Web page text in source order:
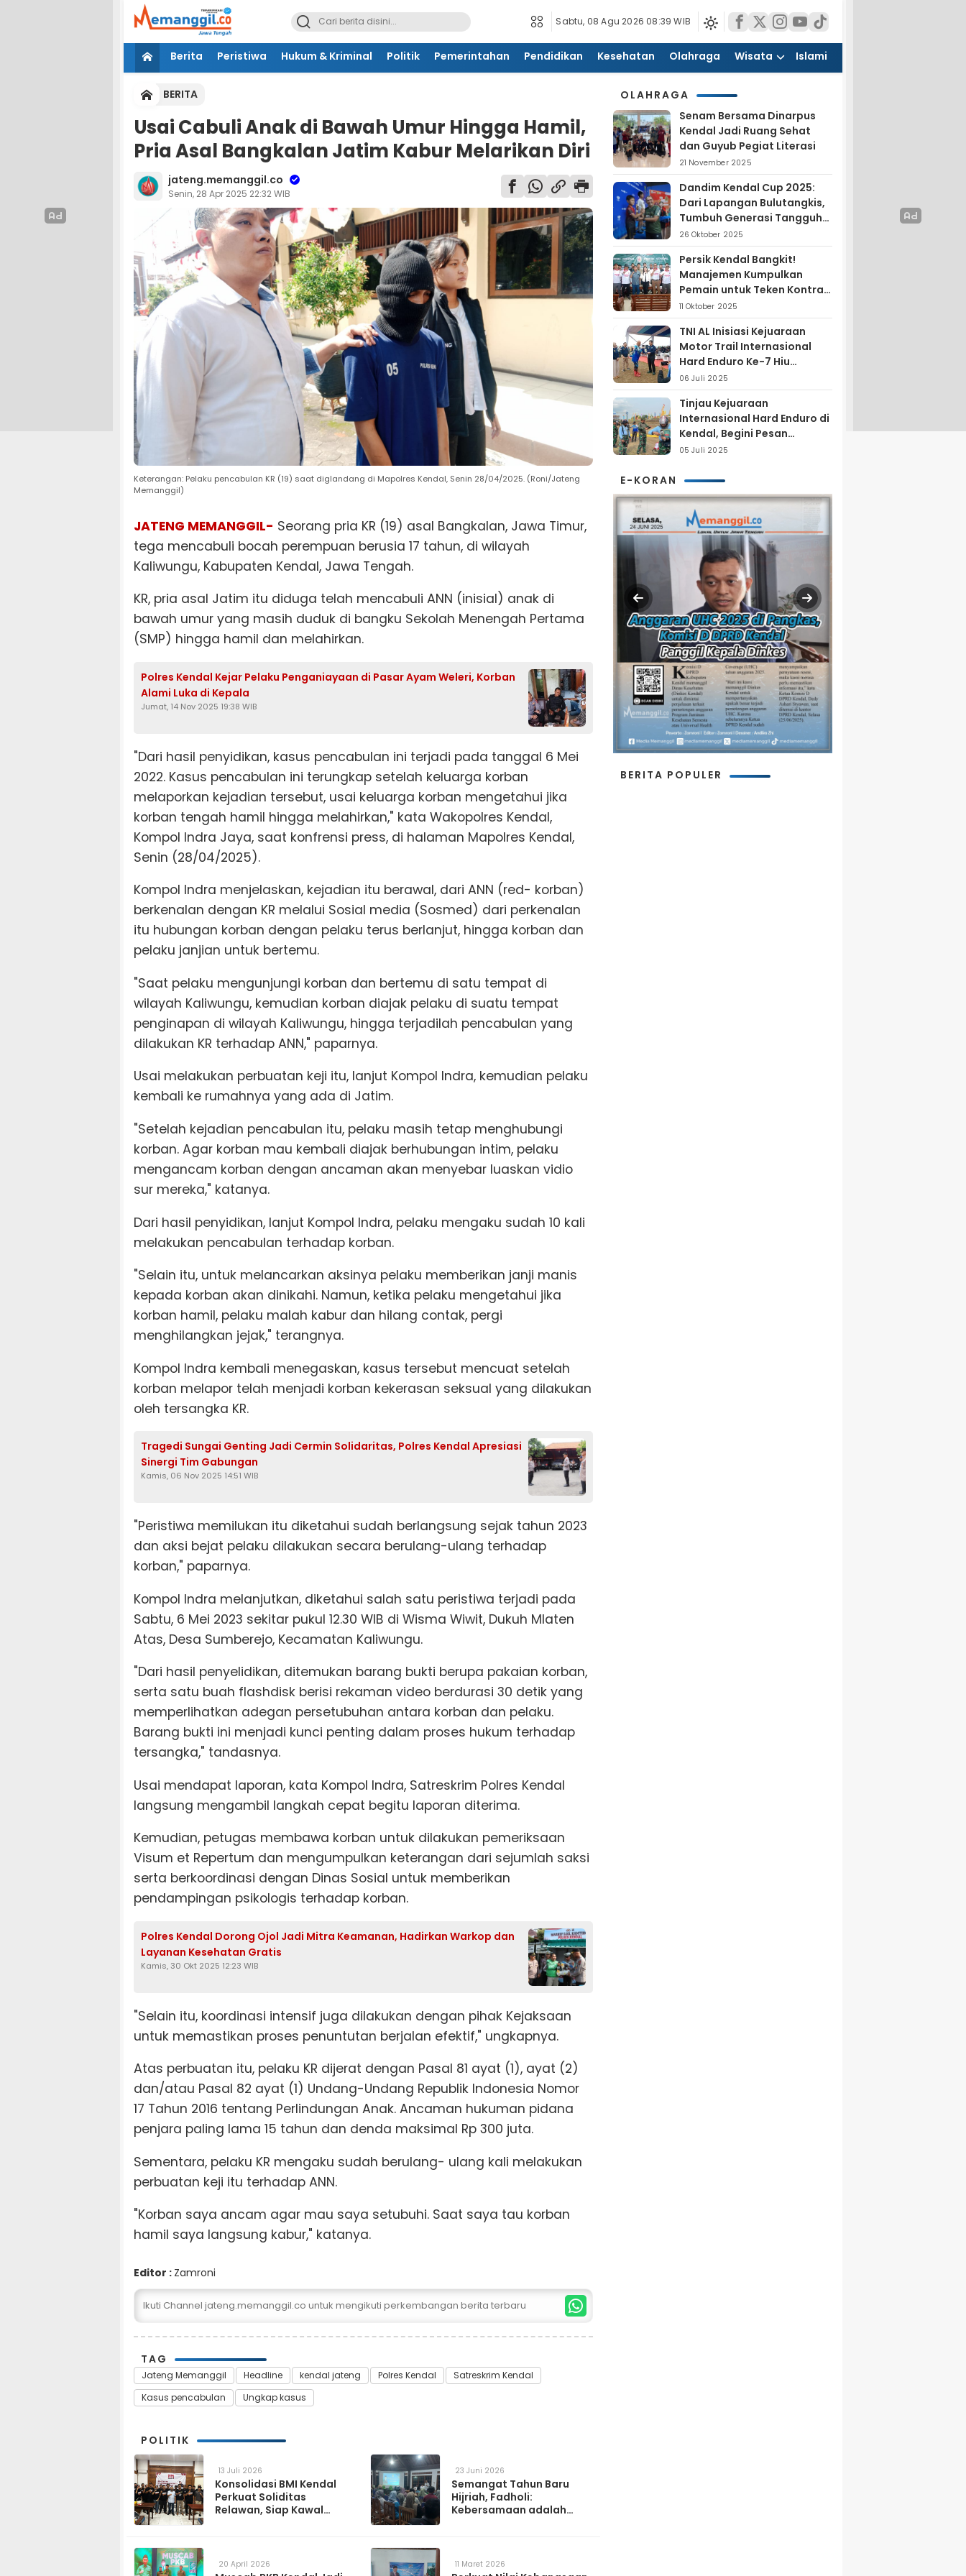
Sabtu, 08 Agu 2026 08:39 WIB
Berita Peristiwa Hukum & Kriminal Politik Pemerintahan Pendidikan Kesehatan Olahraga Wisata Islami
BERITA
Usai Cabuli Anak di Bawah Umur Hingga Hamil,
Pria Asal Bangkalan Jatim Kabur Melarikan Diri
jateng.memanggil.co
Senin, 28 Apr 2025 22:32 WIB
Keterangan: Pelaku pencabulan KR (19) saat diglandang di Mapolres Kendal, Senin 28/04/2025. (Roni/Jateng
Memanggil)
JATENG MEMANGGIL- Seorang pria KR (19) asal Bangkalan, Jawa Timur,
tega mencabuli bocah perempuan berusia 17 tahun, di wilayah
Kaliwungu, Kabupaten Kendal, Jawa Tengah.
KR, pria asal Jatim itu diduga telah mencabuli ANN (inisial) anak di
bawah umur yang masih duduk di bangku Sekolah Menengah Pertama
(SMP) hingga hamil dan melahirkan.
Polres Kendal Kejar Pelaku Penganiayaan di Pasar Ayam Weleri, Korban
Alami Luka di Kepala
Jumat, 14 Nov 2025 19:38 WIB
"Dari hasil penyidikan, kasus pencabulan ini terjadi pada tanggal 6 Mei
2022. Kasus pencabulan ini terungkap setelah keluarga korban
melaporkan kejadian tersebut, usai keluarga korban mengetahui jika
korban tengah hamil hingga melahirkan," kata Wakopolres Kendal,
Kompol Indra Jaya, saat konfrensi press, di halaman Mapolres Kendal,
Senin (28/04/2025).
Kompol Indra menjelaskan, kejadian itu berawal, dari ANN (red- korban)
berkenalan dengan KR melalui Sosial media (Sosmed) dari perkenalan
itu hubungan korban dengan pelaku terus berlanjut, hingga korban dan
pelaku janjian untuk bertemu.
"Saat pelaku mengunjungi korban dan bertemu di satu tempat di
wilayah Kaliwungu, kemudian korban diajak pelaku di suatu tempat
penginapan di wilayah Kaliwungu, hingga terjadilah pencabulan yang
dilakukan KR terhadap ANN," paparnya.
Usai melakukan perbuatan keji itu, lanjut Kompol Indra, kemudian pelaku
kembali ke rumahnya yang ada di Jatim.
"Setelah kejadian pencabulan itu, pelaku masih tetap menghubungi
korban. Agar korban mau kembali diajak berhubungan intim, pelaku
mengancam korban dengan ancaman akan menyebar luaskan vidio
sur mereka," katanya.
Dari hasil penyidikan, lanjut Kompol Indra, pelaku mengaku sudah 10 kali
melakukan pencabulan terhadap korban.
"Selain itu, untuk melancarkan aksinya pelaku memberikan janji manis
kepada korban akan dinikahi. Namun, ketika pelaku mengetahui jika
korban hamil, pelaku malah kabur dan hilang contak, pergi
menghilangkan jejak," terangnya.
Kompol Indra kembali menegaskan, kasus tersebut mencuat setelah
korban melapor telah menjadi korban kekerasan seksual yang dilakukan
oleh tersangka KR.
Tragedi Sungai Genting Jadi Cermin Solidaritas, Polres Kendal Apresiasi
Sinergi Tim Gabungan
Kamis, 06 Nov 2025 14:51 WIB
"Peristiwa memilukan itu diketahui sudah berlangsung sejak tahun 2023
dan aksi bejat pelaku dilakukan secara berulang-ulang terhadap
korban," paparnya.
Kompol Indra melanjutkan, diketahui salah satu peristiwa terjadi pada
Sabtu, 6 Mei 2023 sekitar pukul 12.30 WIB di Wisma Wiwit, Dukuh Mlaten
Atas, Desa Sumberejo, Kecamatan Kaliwungu.
"Dari hasil penyelidikan, ditemukan barang bukti berupa pakaian korban,
serta satu buah flashdisk berisi rekaman video berdurasi 30 detik yang
memperlihatkan adegan persetubuhan antara korban dan pelaku.
Barang bukti ini menjadi kunci penting dalam proses hukum terhadap
tersangka," tandasnya.
Usai mendapat laporan, kata Kompol Indra, Satreskrim Polres Kendal
langsung mengambil langkah cepat begitu laporan diterima.
Kemudian, petugas membawa korban untuk dilakukan pemeriksaan
Visum et Repertum dan mengumpulkan keterangan dari sejumlah saksi
serta berkoordinasi dengan Dinas Sosial untuk memberikan
pendampingan psikologis terhadap korban.
Polres Kendal Dorong Ojol Jadi Mitra Keamanan, Hadirkan Warkop dan
Layanan Kesehatan Gratis
Kamis, 30 Okt 2025 12:23 WIB
"Selain itu, koordinasi intensif juga dilakukan dengan pihak Kejaksaan
untuk memastikan proses penuntutan berjalan efektif," ungkapnya.
Atas perbuatan itu, pelaku KR dijerat dengan Pasal 81 ayat (1), ayat (2)
dan/atau Pasal 82 ayat (1) Undang-Undang Republik Indonesia Nomor
17 Tahun 2016 tentang Perlindungan Anak. Ancaman hukuman pidana
penjara paling lama 15 tahun dan denda maksimal Rp 300 juta.
Sementara, pelaku KR mengaku sudah berulang- ulang kali melakukan
perbuatan keji itu terhadap ANN.
"Korban saya ancam agar mau saya setubuhi. Saat saya tau korban
hamil saya langsung kabur," katanya.
Editor : Zamroni
Ikuti Channel jateng.memanggil.co untuk mengikuti perkembangan berita terbaru
TAG
Jateng Memanggil Headline kendal jateng Polres Kendal
Satreskrim Kendal
Kasus pencabulan
Ungkap kasus
POLITIK
13 Juli 2026
Konsolidasi BMI Kendal
Perkuat Soliditas
Relawan, Siap Kawal
23 Juni 2026
Semangat Tahun Baru
Hijriah, Fadholi:
Kebersamaan adalah
20 April 2026 11 Maret 2026
OLAHRAGA
Senam Bersama Dinarpus
Kendal Jadi Ruang Sehat
dan Guyub Pegiat Literasi
21 November 2025
Dandim Kendal Cup 2025:
Dari Lapangan Bulutangkis,
Tumbuh Generasi Tangguh
dan Nasionalis
26 Oktober 2025
Persik Kendal Bangkit!
Manajemen Kumpulkan
Pemain untuk Teken Kontrak
Jelang Liga 4
11 Oktober 2025
TNI AL Inisiasi Kejuaraan
Motor Trail Internasional
Hard Enduro Ke-7 Hiu
Selatan
06 Juli 2025
Tinjau Kejuaraan
Internasional Hard Enduro di
Kendal, Begini Pesan
Laksamana Pertama TNI AL
05 Juli 2025
E-KORAN
BERITA POPULER